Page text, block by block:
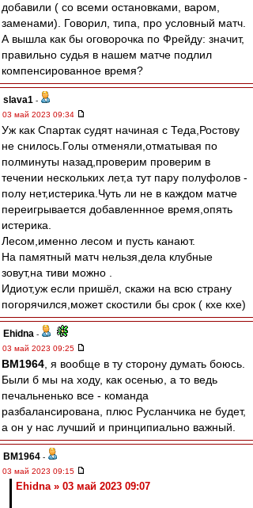
добавили ( со всеми остановками, варом,
заменами). Говорил, типа, про условный матч.
А вышла как бы оговорочка по Фрейду: значит,
правильно судья в нашем матче подлил
компенсированное время?
slava1 -
03 май 2023 09:34
Уж как Спартак судят начиная с Теда,Ростову
не снилось.Голы отменяли,отматывая по
полминуты назад,проверим проверим в
течении нескольких лет,а тут пару полуфолов -
полу нет,истерика.Чуть ли не в каждом матче
переигрывается добавленнное время,опять
истерика.
Лесом,именно лесом и пусть канают.
На памятный матч нельзя,дела клубные
зовут,на тиви можно .
Идиот,уж если пришёл, скажи на всю страну
погорячился,может скостили бы срок ( кхе кхе)
Ehidna -
03 май 2023 09:25
BM1964 , я вообще в ту сторону думать боюсь.
Были б мы на ходу, как осенью, а то ведь
печальненько все - команда
разбалансирована, плюс Русланчика не будет,
а он у нас лучший и принципиально важный.
BM1964 -
03 май 2023 09:15
Ehidna » 03 май 2023 09:07